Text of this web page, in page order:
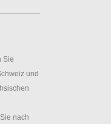
Sie
und
nach